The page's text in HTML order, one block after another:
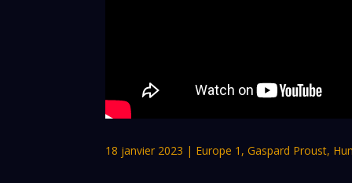
18 janvier 2023 | Europe 1 ,Gaspard Proust,